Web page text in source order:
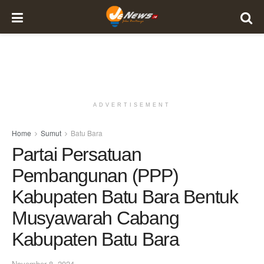
ADVERTISEMENT
Home Sumut Batu Bara
Partai Persatuan
Pembangunan (PPP)
Kabupaten Batu Bara Bentuk
Musyawarah Cabang
Kabupaten Batu Bara